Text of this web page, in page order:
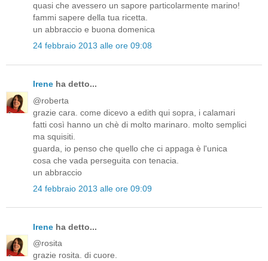
quasi che avessero un sapore particolarmente marino!
fammi sapere della tua ricetta.
un abbraccio e buona domenica
24 febbraio 2013 alle ore 09:08
Irene ha detto...
@roberta
grazie cara. come dicevo a edith qui sopra, i calamari
fatti così hanno un chè di molto marinaro. molto semplici
ma squisiti.
guarda, io penso che quello che ci appaga è l'unica
cosa che vada perseguita con tenacia.
un abbraccio
24 febbraio 2013 alle ore 09:09
Irene ha detto...
@rosita
grazie rosita. di cuore.